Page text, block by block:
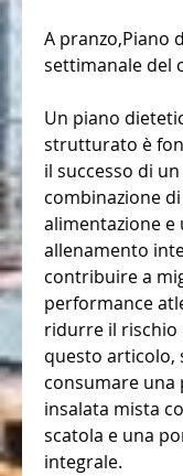
A pranzo,Piano
settimanale del
Un piano
strutturato è
il successo di
combinazione
alimentazione e
allenamento
contribuire a
performance
ridurre il
questo articolo,
consumare una
insalata mista
scatola e una
integrale.